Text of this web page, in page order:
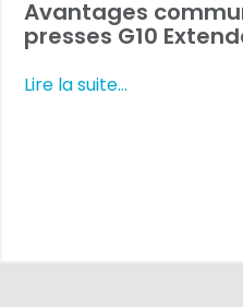
Avantages
presses G10
Lire la suite...